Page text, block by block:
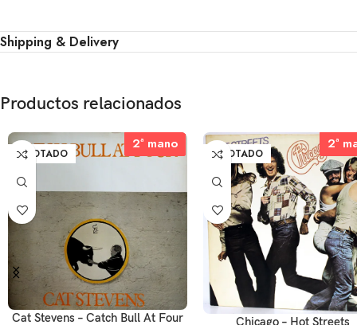
Shipping & Delivery
Productos relacionados
AGOTADO
2ª mano
2ª mano
Cat Stevens – Catch Bull At Four
AGOTADO
2ª
2ª
Chicago – Hot Streets